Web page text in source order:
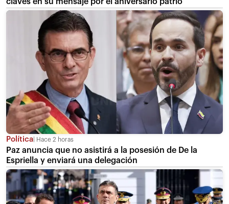
Política Hace 2 horas
Paz anuncia que no asistirá a la posesión de De la
Espriella y enviará una delegación